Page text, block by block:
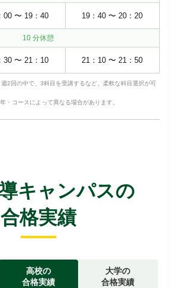
00 〜 19：40 19：40 〜 20：20
10 分休憩
30 〜 21：10 21：10 〜 21：50
2回の中で、3科目を受講するなど、柔軟な科目選択が可
・コースによって異なる場合があります。
キャンパスの
合格実績
高校の
合格実績
大学の
合格実績